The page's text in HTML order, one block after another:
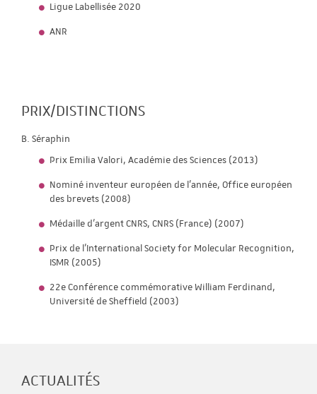
Ligue Labellisée 2020
ANR
PRIX/DISTINCTIONS
B. Séraphin
Prix Emilia Valori, Académie des Sciences (2013)
Nominé inventeur européen de l'année, Office européen
des brevets (2008)
Médaille d'argent CNRS, CNRS (France) (2007)
Prix de l'International Society for Molecular Recognition,
ISMR (2005)
22e Conférence commémorative William Ferdinand,
Université de Sheffield (2003)
ACTUALITÉS